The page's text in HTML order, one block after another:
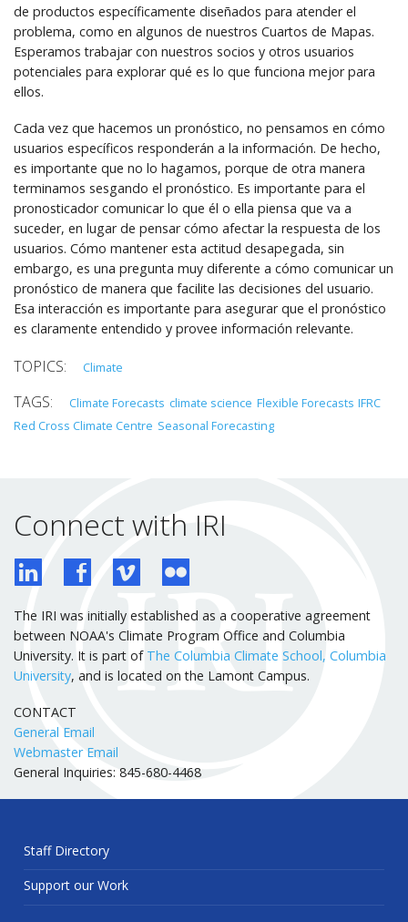
de productos específicamente diseñados para atender el
problema, como en algunos de nuestros Cuartos de Mapas.
Esperamos trabajar con nuestros socios y otros usuarios
potenciales para explorar qué es lo que funciona mejor para
ellos.
Cada vez que hacemos un pronóstico, no pensamos en cómo
usuarios específicos responderán a la información. De hecho,
es importante que no lo hagamos, porque de otra manera
terminamos sesgando el pronóstico. Es importante para el
pronosticador comunicar lo que él o ella piensa que va a
suceder, en lugar de pensar cómo afectar la respuesta de los
usuarios. Cómo mantener esta actitud desapegada, sin
embargo, es una pregunta muy diferente a cómo comunicar un
pronóstico de manera que facilite las decisiones del usuario.
Esa interacción es importante para asegurar que el pronóstico
es claramente entendido y provee información relevante.
Climate
Climate Forecasts climate science Flexible Forecasts IFRC
Red Cross Climate Centre Seasonal Forecasting
Connect with IRI
The IRI was initially established as a cooperative agreement
between NOAA's Climate Program Office and Columbia
University. It is part of The Columbia Climate School, Columbia
University, and is located on the Lamont Campus.
CONTACT
General Email
Webmaster Email
General Inquiries: 845-680-4468
Staff Directory
Support our Work